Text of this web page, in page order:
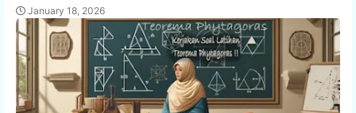
January 18, 2026